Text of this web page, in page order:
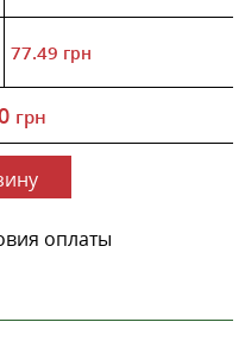
77.49 грн
грн
оплаты